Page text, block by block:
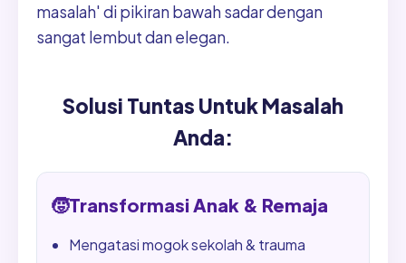
masalah' di pikiran bawah sadar dengan
sangat lembut dan elegan.
Solusi Tuntas Untuk Masalah
Anda:
🧒Transformasi Anak & Remaja
Mengatasi mogok sekolah & trauma